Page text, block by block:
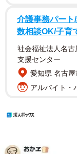
介護事務パート
数相談OK/子育
社会福祉法人名
支援センター
愛知県 名古屋
アルバイト・